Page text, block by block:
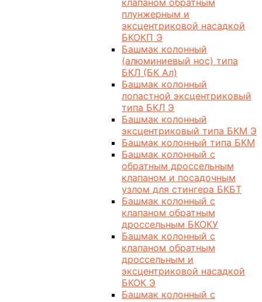
клапаном обратным
плунжерным и
эксцентриковой насадкой
БКОКП Э
Башмак колонный
(алюминиевый нос) типа
БКЛ (БК Ал)
Башмак колонный
лопастной эксцентриковый
типа БКЛ Э
Башмак колонный
эксцентриковый типа БКМ Э
Башмак колонный типа БКМ
Башмак колонный с
обратным дроссельным
клапаном и посадочным
узлом для стингера БКБТ
Башмак колонный с
клапаном обратным
дроссельным БКОКУ
Башмак колонный с
клапаном обратным
дроссельным и
эксцентриковой насадкой
БКОК Э
Башмак колонный с